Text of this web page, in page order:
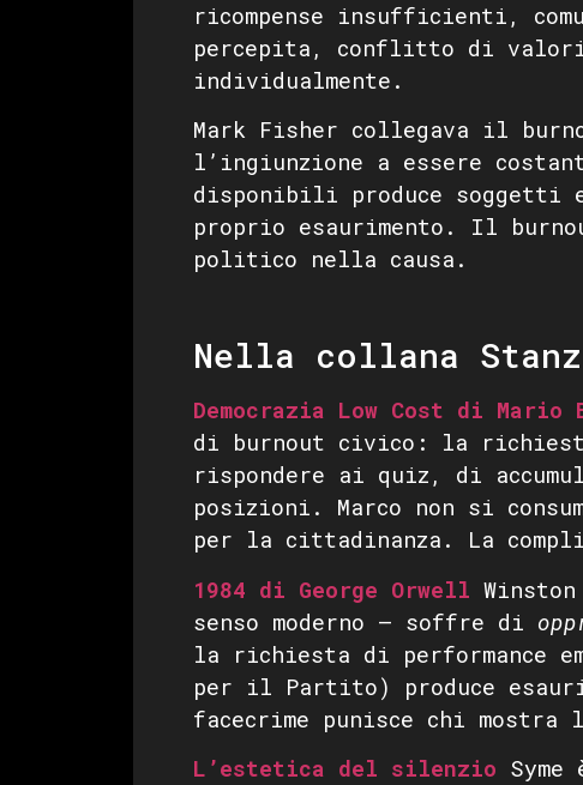
ricompense insufficienti,
percepita, conflitto di
individualmente.
Mark Fisher collegava il
l’ingiunzione a essere
disponibili produce soggetti
proprio esaurimento. Il
politico nella causa.
Nella collana
Democrazia Low Cost di Mario
di burnout civico: la
rispondere ai quiz, di
posizioni. Marco non si
per la cittadinanza. La
1984 di George Orwell
senso moderno — soffre di
la richiesta di performance
per il Partito) produce
facecrime punisce chi mostra
L’estetica del silenzio